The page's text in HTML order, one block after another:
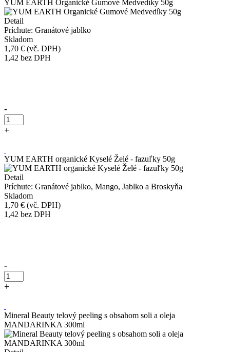
YUM EARTH Organické Gumové Medvedíky 50g
Detail
Príchute: Granátové jablko
Skladom
1,70 € (vč. DPH)
1,42 bez DPH
-
+
YUM EARTH organické Kyselé Želé - fazuľky 50g
Detail
Príchute: Granátové jablko, Mango, Jablko a Broskyňa
Skladom
1,70 € (vč. DPH)
1,42 bez DPH
-
+
Mineral Beauty telový peeling s obsahom soli a oleja
MANDARINKA 300ml